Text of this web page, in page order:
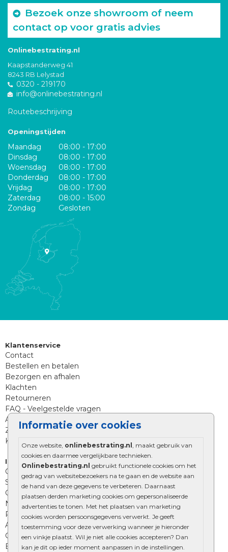
Informatie over cookies
Onze website, onlinebestrating.nl , maakt gebruik van
cookies en daarmee vergelijkbare technieken.
Onlinebestrating.nl gebruikt functionele cookies om het
gedrag van websitebezoekers na te gaan en de website aan
de hand van deze gegevens te verbeteren. Daarnaast
plaatsen derden marketing cookies om gepersonaliseerde
advertenties te tonen. Met het plaatsen van marketing
cookies worden persoonsgegevens verwerkt. Je geeft
toestemming voor deze verwerking wanneer je hieronder
een vinkje plaatst. Wil je niet alle cookies accepteren? Dan
kan je dit op ieder moment aanpassen in de instellingen.
Bezoek onze showroom of neem
contact op voor gratis advies
Onlinebestrating.nl
Kaapstanderweg 41
8243 RB Lelystad
0320 - 219170
info@onlinebestrating.nl
Routebeschrijving
Openingstijden
Maandag
08:00 - 17:00
Dinsdag
08:00 - 17:00
Woensdag
08:00 - 17:00
Donderdag
08:00 - 17:00
Vrijdag
08:00 - 17:00
Zaterdag
08:00 - 15:00
Zondag
Gesloten
Klantenservice
Contact
Bestellen en betalen
Bezorgen en afhalen
Klachten
Retourneren
FAQ - Veelgestelde vragen
Aanleg tips sierbestrating
Zoekt u iets anders?
Klantenservice
Informatie
Over Onlinebestrating.nl
Showroom
Onze online tuinwinkels
Nuttige informatie
Privacy Policy
Algemene voorwaarden
Cookies beleid
Excluton garantie